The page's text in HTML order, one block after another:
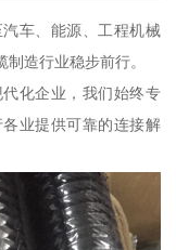
车、能源、工程机械
造行业稳步前行。
化企业，我们始终专
业提供可靠的连接解